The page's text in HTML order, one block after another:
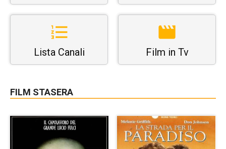
Lista Canali Film in Tv
FILM STASERA